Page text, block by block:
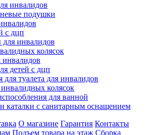
инвалидов
подушки
с дцп
для инвалидов
колясок
детей с дцп
туалета для инвалидов
колясок
для ванной
каталки с санитарным оснащением
О магазине Гарантия Контакты
Подъем товара на этаж Сборка